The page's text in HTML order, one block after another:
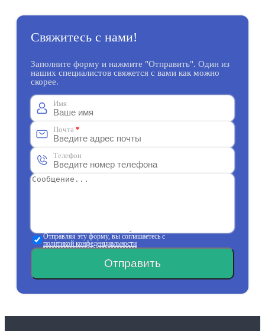
Свяжитесь с нами!
Заполните форму и нажмите "Отправить". Один из
наших специалистов свяжется с вами как можно
скорее.
Имя
Почта *
Телефон
Отправляя эту форму, вы соглашаетесь с
политикой конфеденциальности
Отправить